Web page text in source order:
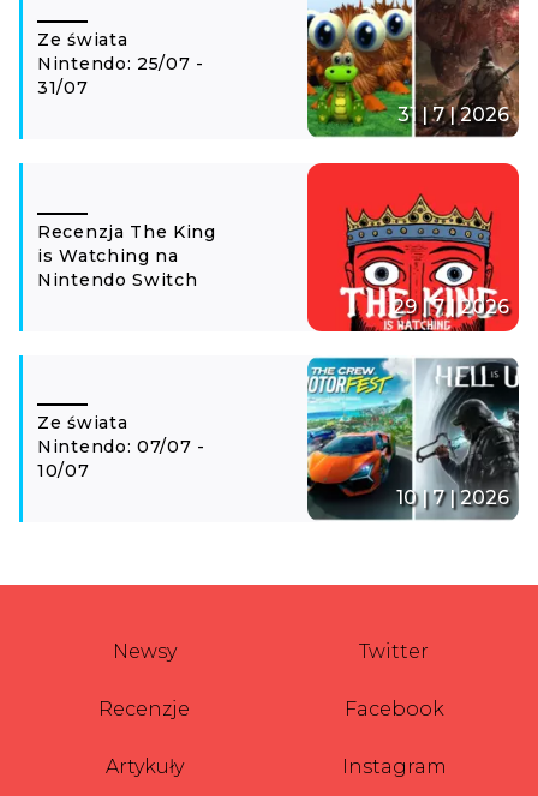
Ze świata
Nintendo: 25/07 -
31/07
31 | 7 | 2026
Recenzja The King
is Watching na
Nintendo Switch
29 | 7 | 2026
Ze świata
Nintendo: 07/07 -
10/07
10 | 7 | 2026
Newsy
Recenzje
Artykuły
Twitter
Facebook
Instagram